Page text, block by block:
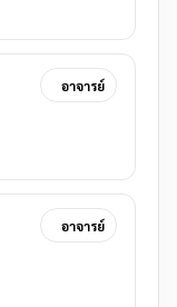
อาจารย์
อาจารย์